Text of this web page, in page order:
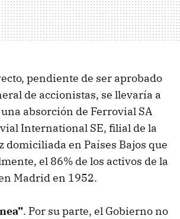
pendiente de ser aprobado
de accionistas, se llevaría a
absorción de Ferrovial SA
International SE, filial de la
domiciliada en Países Bajos que
el 86% de los activos de la
Madrid en 1952.
. Por su parte, el Gobierno no